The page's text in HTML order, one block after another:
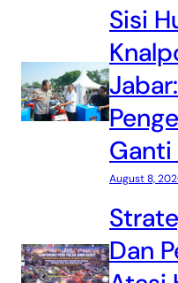
Sisi
Ganti
August 8,
Dan